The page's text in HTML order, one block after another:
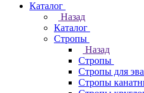
Каталог
Назад
Каталог
Стропы
Назад
Стропы
Стропы для
Стропы